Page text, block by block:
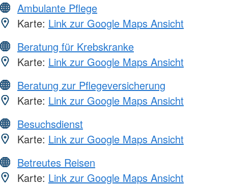
Ambulante Pflege
Karte: Link zur Google Maps Ansicht
Beratung für Krebskranke
Karte: Link zur Google Maps Ansicht
Beratung zur Pflegeversicherung
Karte: Link zur Google Maps Ansicht
Besuchsdienst
Karte: Link zur Google Maps Ansicht
Betreutes Reisen
Karte: Link zur Google Maps Ansicht